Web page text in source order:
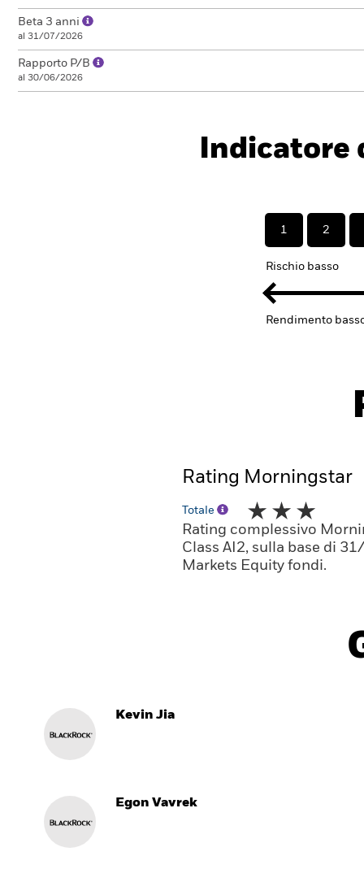
Beta 3 anni
al 31/07/2026
Rapporto P/B
al 30/06/2026
Indicatore
1 2
Rischio basso
Rendimento
Rating Morningstar
Totale
Rating complessivo
Class AI2, sulla base di
Markets Equity fondi.
Kevin Jia
Egon Vavrek